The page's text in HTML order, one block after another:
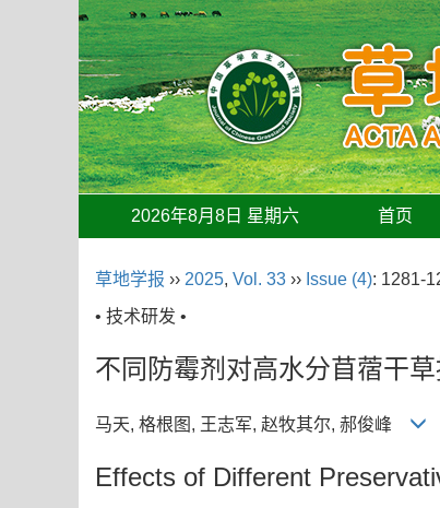
2026年8月8日 星期六 首页
草地学报 ›› 2025, Vol. 33 ›› Issue (4): 1281-
• 技术研发 •
不同防霉剂对高水分苜蓿干
马天, 格根图, 王志军, 赵牧其尔, 郝俊峰
Effects of Different